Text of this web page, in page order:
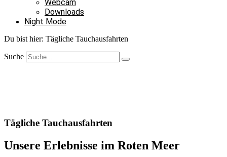
Webcam
Downloads
Night Mode
Du bist hier: Tägliche Tauchausfahrten
Suche
Tägliche Tauchausfahrten
Unsere Erlebnisse im Roten Meer